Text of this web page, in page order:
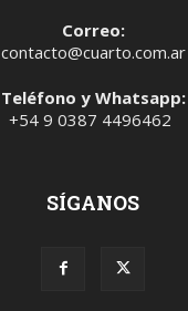
Correo:
contacto@cuarto.com.ar
Teléfono y Whatsapp:
+54 9 0387 4496462
SÍGANOS